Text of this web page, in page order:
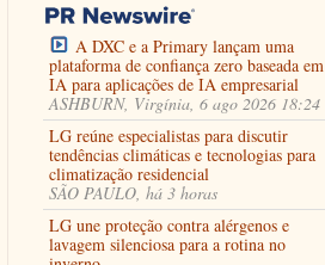
A DXC e a Primary lançam uma
plataforma de confiança zero baseada em
IA para aplicações de IA empresarial
ASHBURN, Virgínia, 6 ago 2026 18:24
LG reúne especialistas para discutir
tendências climáticas e tecnologias para
climatização residencial
SÃO PAULO, há 3 horas
LG une proteção contra alérgenos e
lavagem silenciosa para a rotina no